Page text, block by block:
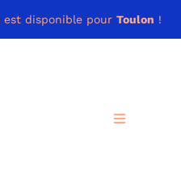
est disponible pour Toulon !
Toggle